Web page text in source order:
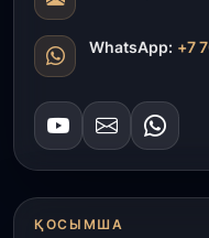
Қордайлық қыз-
креативті
29 шілде, 2026
акциясы өтті
WhatsApp: +7
ҚОСЫМША